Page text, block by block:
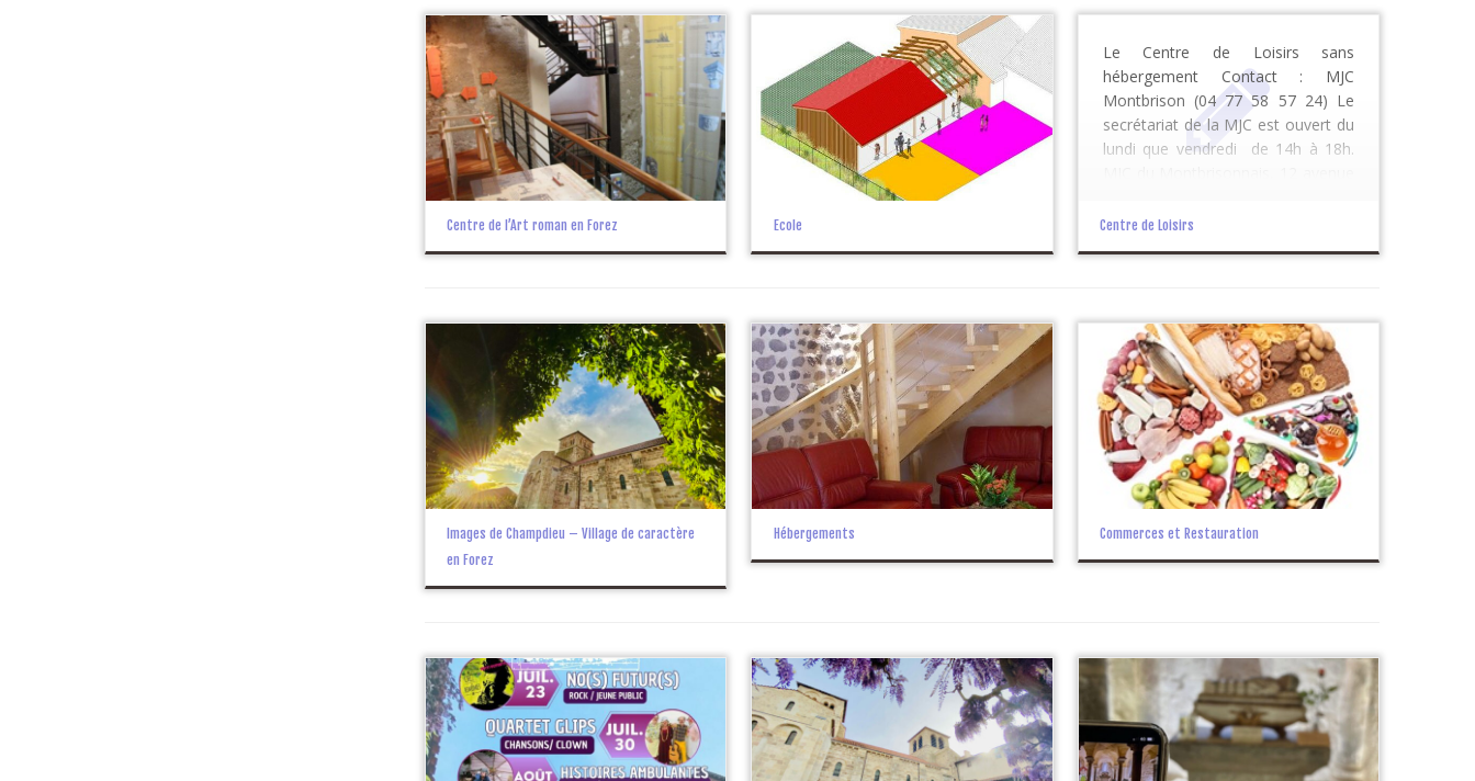
Centre de l’Art roman en Forez Ecole
Le Centre de Loisirs sans
hébergement Contact : MJC
Montbrison (04 77 58 57 24) Le
secrétariat de la MJC est ouvert du
lundi que vendredi de 14h à 18h.
MONTBRISON Cedex Mail :
Centre de Loisirs
Images de Champdieu – Village de caractère
en Forez
Hébergements Commerces et Restauration